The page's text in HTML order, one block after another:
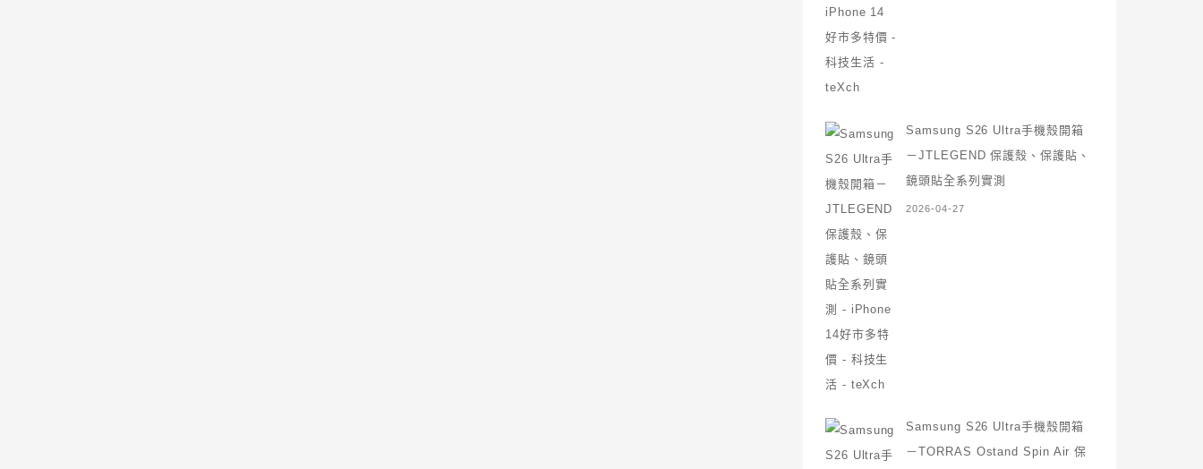
Samsung S26 Ultra手機殼開箱
－JTLEGEND 保護殼、保護貼、
鏡頭貼全系列實測
2026-04-27
Samsung S26 Ultra手機殼開箱
－TORRAS Ostand Spin Air 保